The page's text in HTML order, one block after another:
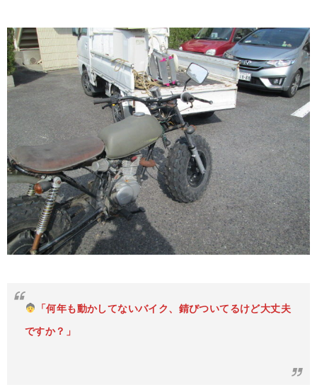
「何年も動かしてないバイク、錆びついてるけど大丈夫
ですか？」